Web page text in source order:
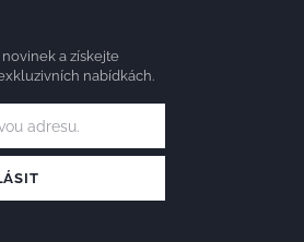
a získejte
nabídkách.